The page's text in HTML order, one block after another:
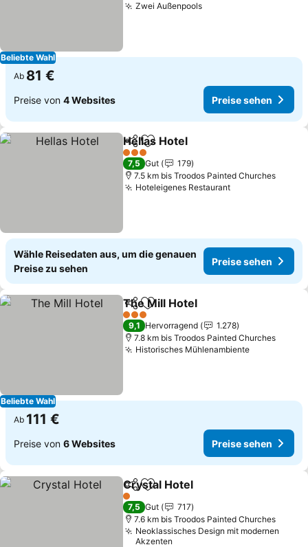
Beliebte Wahl
Zwei AußenpoolsPreise sehen
Ab 81 €
Preise von 4 Websites Preise sehen
TeilenZu Favoriten hinzufügen
Hellas Hotel
3 Sterne
7,5 Gut
179
7.5 km bis Troodos Painted Churches
Hoteleigenes RestaurantPreise sehen
Wähle Reisedaten aus, um die genauen
Preise zu sehen
Preise sehen
Beliebte Wahl
TeilenZu Favoriten hinzufügen
The Mill Hotel
3 Sterne
9,1 Hervorragend
1.278
7.8 km bis Troodos Painted Churches
Historisches MühlenambientePreise
Ab 111 €
Preise von 6 Websites Preise sehen
TeilenZu Favoriten hinzufügen
Crystal Hotel
1 Sterne
7,5 Gut
717
7.6 km bis Troodos Painted Churches
Neoklassisches Design mit modernen
Akzenten